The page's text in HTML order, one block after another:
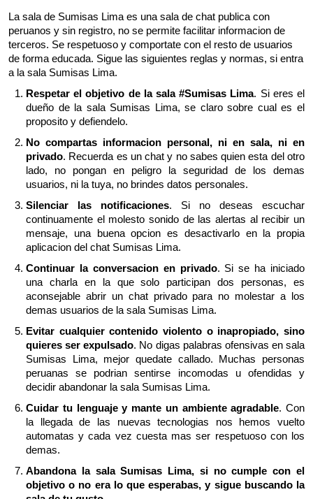
La sala de Sumisas Lima es una sala de chat publica con
peruanos y sin registro, no se permite facilitar informacion de
terceros. Se respetuoso y comportate con el resto de usuarios
de forma educada. Sigue las siguientes reglas y normas, si entra
a la sala Sumisas Lima.
Respetar el objetivo de la sala #Sumisas Lima. Si eres el
dueño de la sala Sumisas Lima, se claro sobre cual es el
proposito y defiendelo.
No compartas informacion personal, ni en sala, ni en
privado. Recuerda es un chat y no sabes quien esta del otro
lado, no pongan en peligro la seguridad de los demas
usuarios, ni la tuya, no brindes datos personales.
Silenciar las notificaciones. Si no deseas escuchar
continuamente el molesto sonido de las alertas al recibir un
mensaje, una buena opcion es desactivarlo en la propia
aplicacion del chat Sumisas Lima.
Continuar la conversacion en privado. Si se ha iniciado
una charla en la que solo participan dos personas, es
aconsejable abrir un chat privado para no molestar a los
demas usuarios de la sala Sumisas Lima.
Evitar cualquier contenido violento o inapropiado, sino
quieres ser expulsado. No digas palabras ofensivas en sala
Sumisas Lima, mejor quedate callado. Muchas personas
peruanas se podrian sentirse incomodas u ofendidas y
decidir abandonar la sala Sumisas Lima.
Cuidar tu lenguaje y mante un ambiente agradable. Con
la llegada de las nuevas tecnologias nos hemos vuelto
automatas y cada vez cuesta mas ser respetuoso con los
demas.
Abandona la sala Sumisas Lima, si no cumple con el
objetivo o no era lo que esperabas, y sigue buscando la